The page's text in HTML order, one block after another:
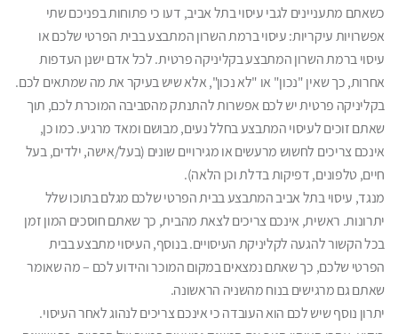
כשאתם מתעניינים לגבי עיסוי בתל אביב, דעו כי פתוחות בפניכם שתי
אפשרויות עיקריות: עיסוי ברמת השרון המתבצע בבית הפרטי שלכם או
עיסוי ברמת השרון המתבצע בקליניקה פרטית. לכל אדם ישנן העדפות
אחרות, כך שאין "נכון" או "לא נכון", אלא שיש בעיקר את מה שמתאים לכם.
בקליניקה פרטית יש לכם אפשרות להתנתק מהסביבה המוכרת לכם, תוך
שאתם זוכים לעיסוי המתבצע בחלל נעים, מבושם ומאד מרגיע. כמו כן,
אינכם צריכים לחשוש מרעשים או מגירויים שונים (בעל/אישה, ילדים, בעל
חיים, טלפונים, דפיקות בדלת וכן הלאה).
מנגד, עיסוי בתל אביב המתבצע בבית הפרטי שלכם מגלם בתוכו שלל
יתרונות. ראשית, אינכם צריכים לצאת מהבית, כך שאתם חוסכים המון זמן
בכל הקשור להגעה לקליניקת העיסויים. בנוסף, העיסוי מתבצע בבית
הפרטי שלכם, כך שאתם נמצאים במקום המוכר והידוע לכם – מה שאומר
שאתם גם מרגישים בנוח מהשניה הראשונה.
יתרון נוסף שיש לכם הוא העובדה כי אינכם צריכים לנהוג לאחר העיסוי.